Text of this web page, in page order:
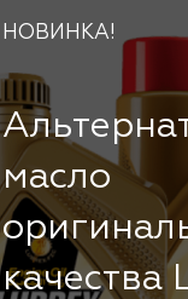
НОВИНКА!
масло
качества